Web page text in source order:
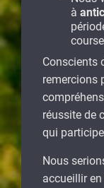
à
Conscients
remercions
réussite de
qui
Nous
accueillir